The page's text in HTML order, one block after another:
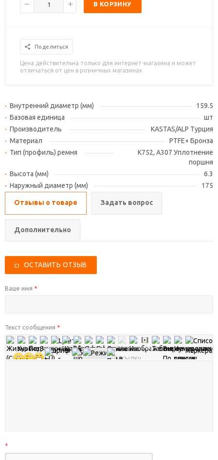
В КОРЗИНУ
Поделиться
Цена действительна только для интернет-магазина и может
отличаться от цен в розничных магазинах
Внутренний диаметр (мм)
159.5
Базовая единица
шт
Производитель
KASTAS/ALP Турция
Материал
PTFE+ Бронза
Тип (профиль) ремня
K752, A307 Уплотнение
поршня
Высота (мм)
6.3
Наружный диаметр (мм)
175
Отзывы о товаре Задать вопрос
Дополнительно
ОСТАВИТЬ ОТЗЫВ
Ваше имя *
Текст сообщения *
*